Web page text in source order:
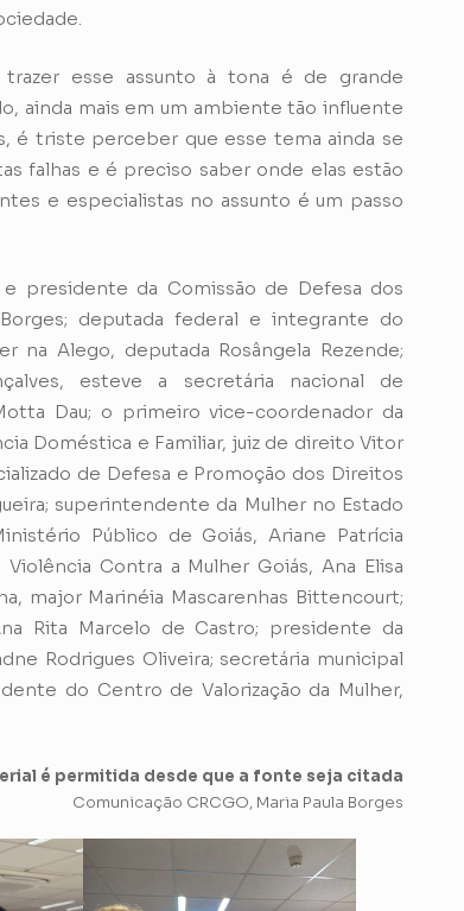
trazer esse assunto à tona é de grande
ainda mais em um ambiente tão influente
é triste perceber que esse tema ainda se
falhas e é preciso saber onde elas estão
e especialistas no assunto é um passo
presidente da Comissão de Defesa dos
deputada federal e integrante do
na Alego, deputada Rosângela Rezende;
esteve a secretária nacional de
Dau; o primeiro vice-coordenador da
Doméstica e Familiar, juiz de direito Vitor
de Defesa e Promoção dos Direitos
superintendente da Mulher no Estado
Público de Goiás, Ariane Patrícia
Contra a Mulher Goiás, Ana Elisa
major Marinéia Mascarenhas Bittencourt;
Rita Marcelo de Castro; presidente da
Rodrigues Oliveira; secretária municipal
do Centro de Valorização da Mulher,
é permitida desde que a fonte seja citada
Comunicação CRCGO, Maria Paula Borges